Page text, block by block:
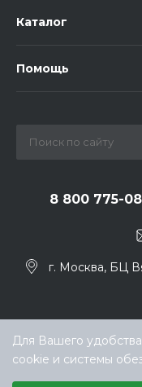
Каталог
Помощь
8 800 775-
г. Москва, БЦ
Для Вашего
cookie и системы